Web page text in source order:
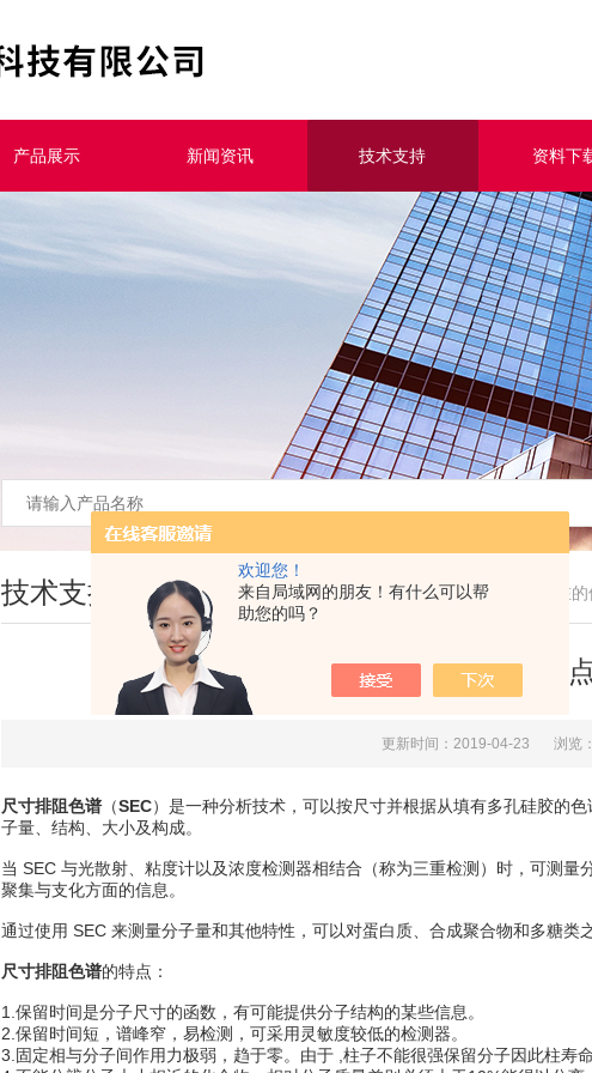
欢迎您！
来自局域网的朋友！有什么可以帮
助您的吗？
产品展示 新闻资讯 技术支持 资料下
技术支持 您现在
尺寸排阻色谱柱的特
更新时间：2019-04-23 浏览
尺寸排阻色谱 （SEC）是一种分析技术，可以按尺寸并根据从填有多孔硅胶的
子量、结构、大小及构成。
当 SEC 与光散射、粘度计以及浓度检测器相结合（称为三重检测）时，可测
聚集与支化方面的信息。
通过使用 SEC 来测量分子量和其他特性，可以对蛋白质、合成聚合物和多糖类
尺寸排阻色谱的特点：
1.保留时间是分子尺寸的函数，有可能提供分子结构的某些信息。
2.保留时间短，谱峰窄，易检测，可采用灵敏度较低的检测器。
3.固定相与分子间作用力极弱，趋于零。由于 ,柱子不能很强保留分子因此柱寿命